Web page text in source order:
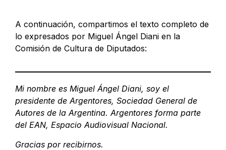
A continuación, compartimos el texto completo de
lo expresados por Miguel Ángel Diani en la
Comisión de Cultura de Diputados:
Mi nombre es Miguel Ángel Diani, soy el
presidente de Argentores, Sociedad General de
Autores de la Argentina. Argentores forma parte
del EAN, Espacio Audiovisual Nacional.
Gracias por recibirnos.